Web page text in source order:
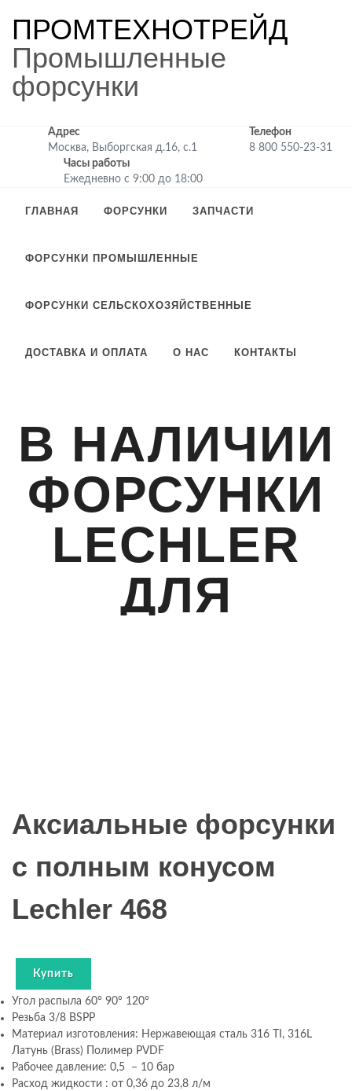
ПРОМТЕХНОТРЕЙД
Промышленные
форсунки
Адрес
Москва, Выборгская д.16, с.1
Телефон
8 800 550-23-31
Часы работы
Ежедневно с 9:00 до 18:00
ГЛАВНАЯ ФОРСУНКИ ЗАПЧАСТИ
ФОРСУНКИ ПРОМЫШЛЕННЫЕ
ФОРСУНКИ СЕЛЬСКОХОЗЯЙСТВЕННЫЕ
ДОСТАВКА И ОПЛАТА О НАС КОНТАКТЫ
В НАЛИЧИИ
ФОРСУНКИ
LECHLER
ДЛЯ
Аксиальные форсунки
c полным конусом
Lechler 468
Купить
Угол распыла 60° 90° 120°
Резьба 3/8 BSPP
Материал изготовления: Нержавеющая сталь 316 TI, 316L
Латунь (Brass) Полимер PVDF
Рабочее давление: 0,5 – 10 бар
Расход жидкости : от 0,36 до 23,8 л/м